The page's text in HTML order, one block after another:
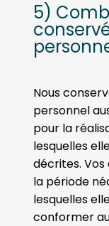
5)
Nous
personnel
pour la
lesquelles
décrites.
la période
lesquelles
conformer